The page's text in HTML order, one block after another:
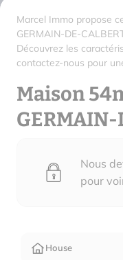
Marcel Immo propose
GERMAIN-DE-
Découvrez les
contactez-nous pour
Maison
GERMAIN-
Nous
pour
House